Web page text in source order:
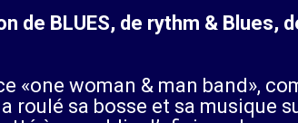
de BLUES, de rythm & Blues,
«one woman & man band»,
roulé sa bosse et sa musique